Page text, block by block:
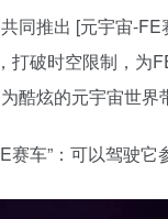
同推出 [元宇宙-
打破时空限制，
酷炫的元宇宙世界
车”：可以驾驶它